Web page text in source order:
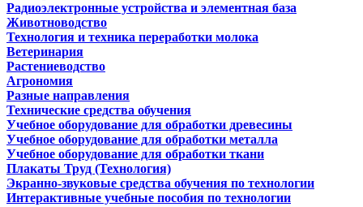
Радиоэлектронные устройства и элементная база
Животноводство
Технология и техника переработки молока
Ветеринария
Растениеводство
Агрономия
Разные направления
Технические средства обучения
Учебное оборудование для обработки древесины
Учебное оборудование для обработки металла
Учебное оборудование для обработки ткани
Плакаты Труд (Технология)
Экранно-звуковые средства обучения по технологии
Интерактивные учебные пособия по технологии